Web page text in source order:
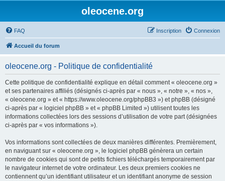
oleocene.org
FAQ Connexion
Inscription
Accueil du forum
oleocene.org - Politique de confidentialité
Cette politique de confidentialité explique en détail comment « oleocene.org »
et ses partenaires affiliés (désignés ci-après par « nous », « notre », « nos »,
« oleocene.org » et « https://www.oleocene.org/phpBB3 ») et phpBB (désigné
ci-après par « logiciel phpBB » et « phpBB Limited ») utilisent toutes les
informations collectées lors des sessions d’utilisation de votre part (désignées
ci-après par « vos informations »).
Vos informations sont collectées de deux manières différentes. Premièrement,
en naviguant sur « oleocene.org », le logiciel phpBB génèrera un certain
nombre de cookies qui sont de petits fichiers téléchargés temporairement par
le navigateur internet de votre ordinateur. Les deux premiers cookies ne
contiennent qu’un identifiant utilisateur et un identifiant anonyme de session